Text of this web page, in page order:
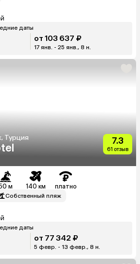
даты
от 103 637 ₽
17 янв. - 25 янв., 8 н.
Турция 7.3
61 отзыв
м 140 км платно
Собственный пляж
даты
от 77 342 ₽
5 февр. - 13 февр., 8 н.